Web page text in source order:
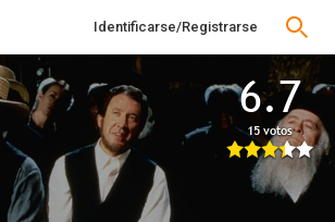
Identificarse/Registrarse
6.7
15 votos